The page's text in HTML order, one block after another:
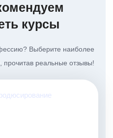
курсы
Выберите наиболее
реальные отзывы!